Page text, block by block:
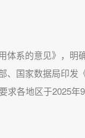
系的意见》，明
、国家数据局印发
各地区于2025年